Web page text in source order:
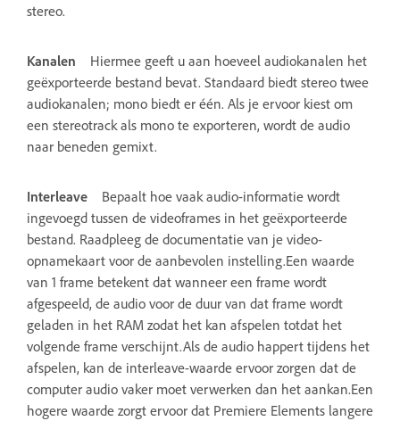
stereo.
Kanalen
Hiermee geeft u aan hoeveel audiokanalen het
geëxporteerde bestand bevat. Standaard biedt stereo twee
audiokanalen; mono biedt er één. Als je ervoor kiest om
een stereotrack als mono te exporteren, wordt de audio
naar beneden gemixt.
Interleave
Bepaalt hoe vaak audio-informatie wordt
ingevoegd tussen de videoframes in het geëxporteerde
bestand. Raadpleeg de documentatie van je video-
opnamekaart voor de aanbevolen instelling.Een waarde
van 1 frame betekent dat wanneer een frame wordt
afgespeeld, de audio voor de duur van dat frame wordt
geladen in het RAM zodat het kan afspelen totdat het
volgende frame verschijnt.Als de audio happert tijdens het
afspelen, kan de interleave-waarde ervoor zorgen dat de
computer audio vaker moet verwerken dan het aankan.Een
hogere waarde zorgt ervoor dat Premiere Elements langere